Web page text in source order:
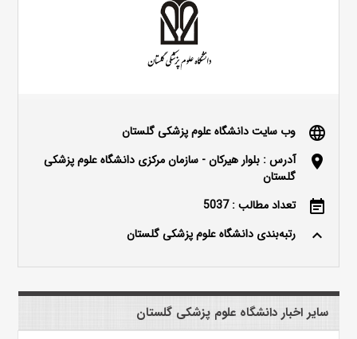
language وب سایت دانشگاه علوم پزشکی گلستان
location_on
آدرس : بلوار هیرکان - سازمان مرکزی دانشگاه علوم پزشکی
گلستان
event_note تعداد مطالب : 5037
keyboard_arrow_up رتبه‌بندی دانشگاه علوم پزشکی گلستان
سایر اخبار دانشگاه علوم پزشکی گلستان